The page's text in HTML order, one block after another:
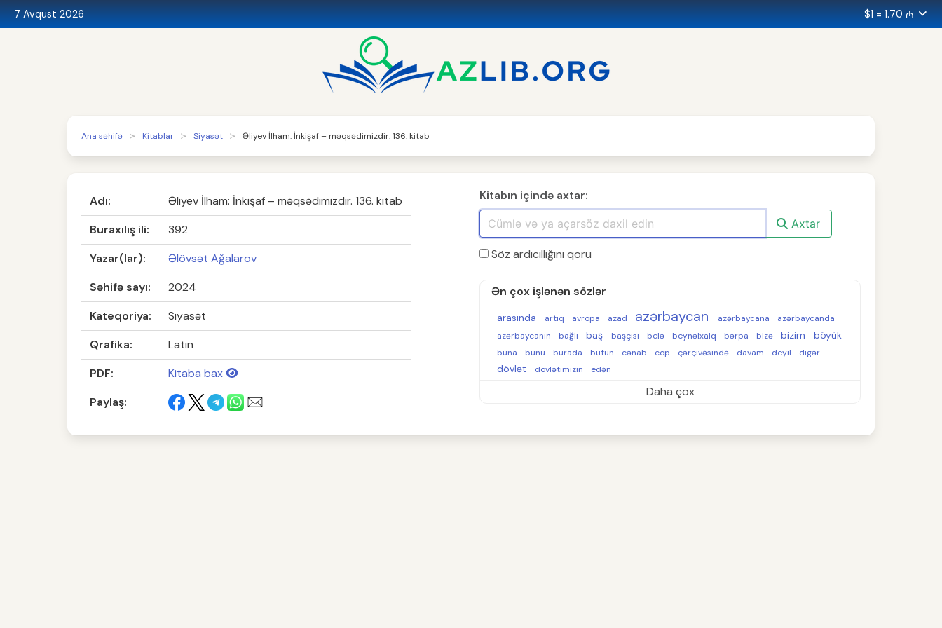
7 Avqust 2026 $1 = 1.70 ₼
Ana səhifə Kitablar Siyasət Əliyev İlham: İnkişaf – məqsədimizdir. 136. kitab
Adı:
Əliyev İlham: İnkişaf – məqsədimizdir. 136. kitab
Buraxılış ili:
392
Yazar(lar):
Əlövsət Ağalarov
Səhifə sayı:
2024
Kateqoriya:
Siyasət
Qrafika:
Latın
PDF:
Kitaba bax
Paylaş:
Kitabın içində axtar:
Axtar
Söz ardıcıllığını qoru
Ən çox işlənən sözlər
arasında artıq avropa azad azərbaycan azərbaycana
azərbaycanda
azərbaycanın
bağlı baş başçısı belə beynəlxalq bərpa bizə bizim böyük
buna bunu burada bütün cənab cop çərçivəsində davam deyil digər
dövlət dövlətimizin edən
Daha çox